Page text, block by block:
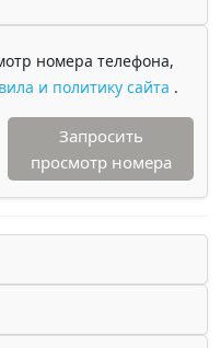
номера телефона,
и политику сайта .
Запросить
просмотр номера